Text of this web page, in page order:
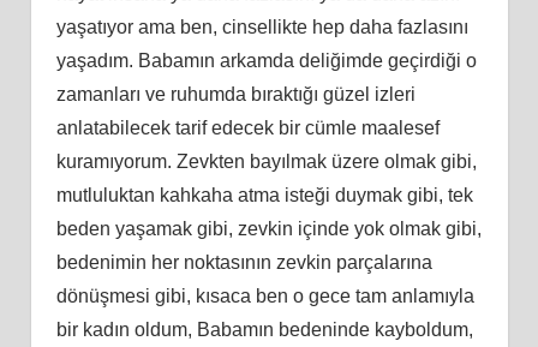
yaşatıyor ama ben, cinsellikte hep daha fazlasını
yaşadım. Babamın arkamda deliğimde geçirdiği o
zamanları ve ruhumda bıraktığı güzel izleri
anlatabilecek tarif edecek bir cümle maalesef
kuramıyorum. Zevkten bayılmak üzere olmak gibi,
mutluluktan kahkaha atma isteği duymak gibi, tek
beden yaşamak gibi, zevkin içinde yok olmak gibi,
bedenimin her noktasının zevkin parçalarına
dönüşmesi gibi, kısaca ben o gece tam anlamıyla
bir kadın oldum, Babamın bedeninde kayboldum,